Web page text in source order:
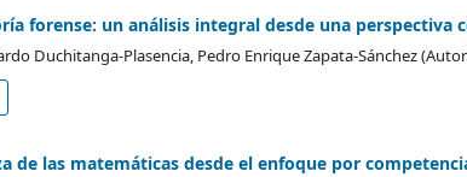
forense: un análisis integral desde una perspectiva
Duchitanga-Plasencia, Pedro Enrique Zapata-Sánchez
de las matemáticas desde el enfoque por